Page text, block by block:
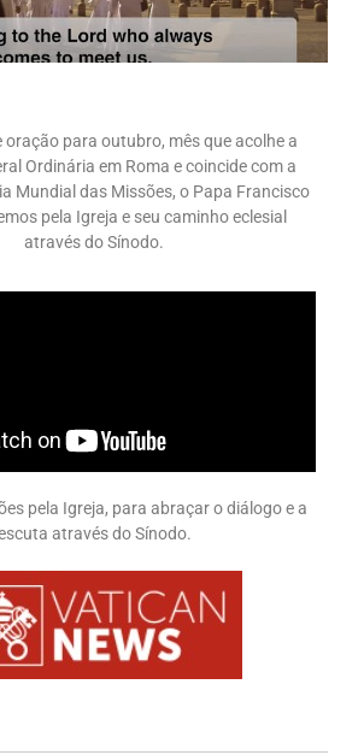
oração para outubro, mês que acolhe a
Ordinária em Roma e coincide com a
Mundial das Missões, o Papa Francisco
pela Igreja e seu caminho eclesial
através do Sínodo.
pela Igreja, para abraçar o diálogo e a
através do Sínodo.